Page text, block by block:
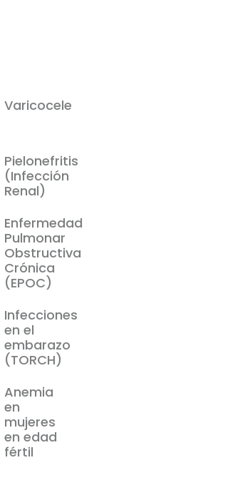
Varicocele
Pielonefritis
(Infección
Renal)
Enfermedad
Pulmonar
Obstructiva
Crónica
(EPOC)
Infecciones
en el
embarazo
(TORCH)
Anemia
en
mujeres
en edad
fértil